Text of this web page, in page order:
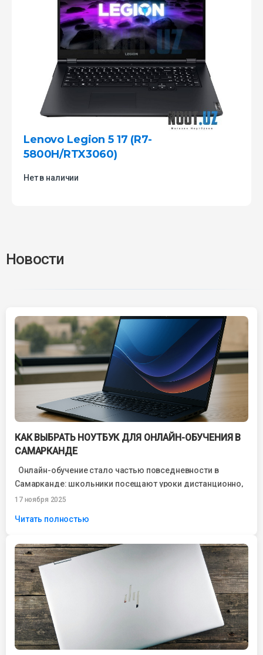
Lenovo Legion 5 17 (R7-
5800H/RTX3060)
Нет в наличии
Новости
КАК ВЫБРАТЬ НОУТБУК ДЛЯ ОНЛАЙН-ОБУЧЕНИЯ В
САМАРКАНДЕ
Онлайн-обучение стало частью повседневности в
Самарканде: школьники посещают уроки дистанционно,
студенты проходят лекции через Zoom, специалисты
17 ноября 2025
Читать полностью